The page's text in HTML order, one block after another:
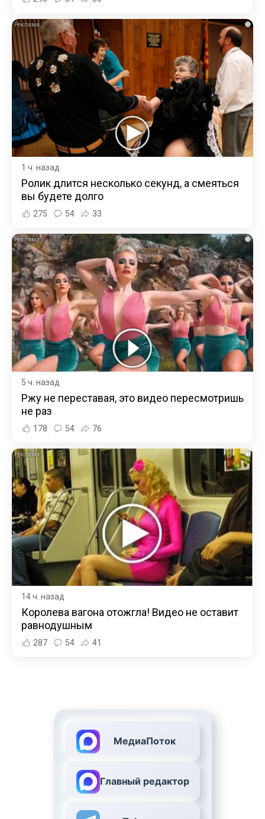
i
1 ч. назад
Ролик длится несколько секунд, а смеяться
вы будете долго
275 54 33
i
5 ч. назад
Ржу не переставая, это видео пересмотришь
не раз
178 54 76
i
14 ч. назад
Королева вагона отожгла! Видео не оставит
равнодушным
287 54 41
МедиаПоток
Главный редактор